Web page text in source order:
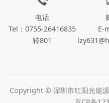
电话
Tel：0755-26416835
转801
E-
Copyright © 深圳市红阳光能